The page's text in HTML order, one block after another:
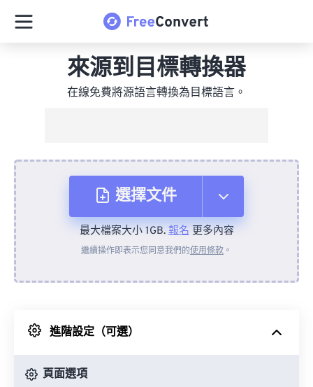
來源到目標轉換器
在線免費將源語言轉換為目標語言。
選擇文件
來自裝置
來自 Google 雲端硬碟
最大檔案大小 1GB.報名更多內容
繼續操作即表示您同意我們的使用條款 。
進階設定（可選）
頁面選項